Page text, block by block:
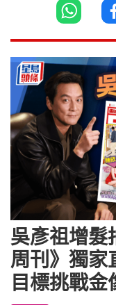
吳彥祖增髮
周刊》獨
目標挑戰金